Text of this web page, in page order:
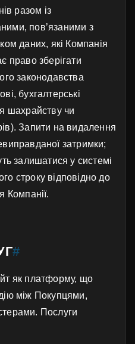
разом із
пов’язаними з
даних, які Компанія
право зберігати
законодавства
бухгалтерські
шахрайству чи
Запити на видалення
затримки;
залишатися у системі
строку відповідно до
Компанії.
#
як платформу, що
між Покупцями,
Послуги